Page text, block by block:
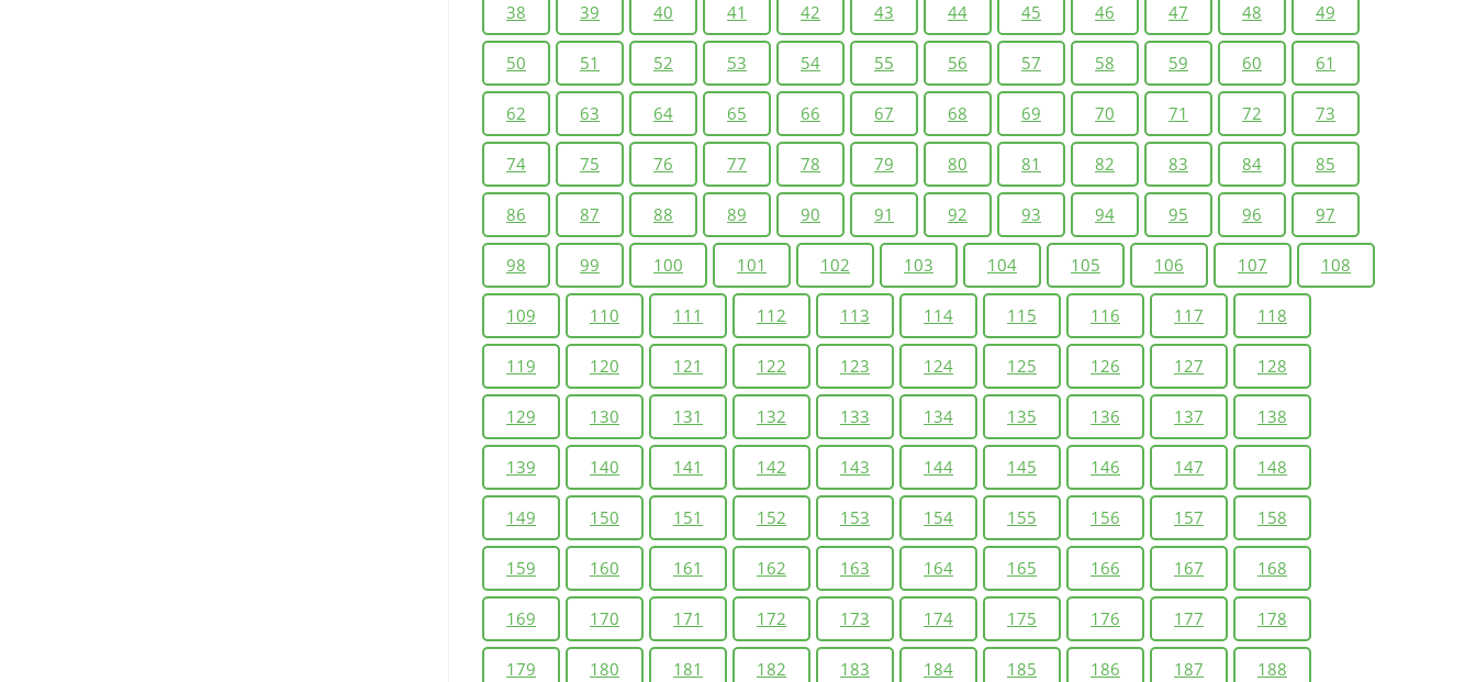
38 39 40 41 42 43 44 45 46 47 48 49
50 51 52 53 54 55 56 57 58 59 60 61
62 63 64 65 66 67 68 69 70 71 72 73
74 75 76 77 78 79 80 81 82 83 84 85
86 87 88 89 90 91 92 93 94 95 96 97
98 99 100 101 102 103 104 105 106 107 108
109 110 111 112 113 114 115 116 117 118
119 120 121 122 123 124 125 126 127 128
129 130 131 132 133 134 135 136 137 138
139 140 141 142 143 144 145 146 147 148
149 150 151 152 153 154 155 156 157 158
159 160 161 162 163 164 165 166 167 168
169 170 171 172 173 174 175 176 177 178
179 180 181 182 183 184 185 186 187 188